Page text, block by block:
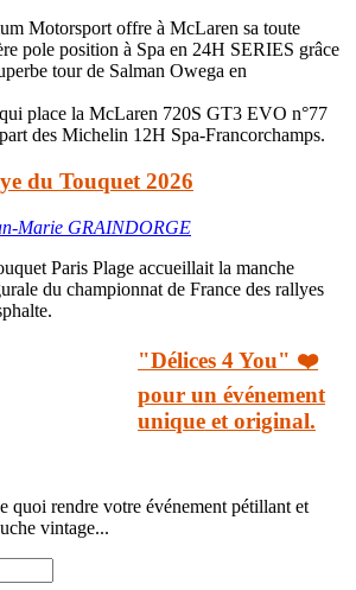
Motorsport offre à McLaren sa toute
pole position à Spa en 24H SERIES grâce
tour de Salman Owega en
place la McLaren 720S GT3 EVO n°77
des Michelin 12H Spa-Francorchamps.
du Touquet 2026
Marie GRAINDORGE
Paris Plage accueillait la manche
du championnat de France des rallyes
"Délices 4 You" ❤️
pour un événement
unique et original.
quoi rendre votre événement pétillant et
vintage...